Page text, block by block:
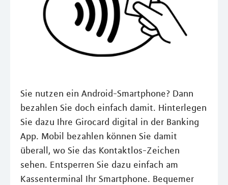
Sie nutzen ein Android-Smartphone? Dann
bezahlen Sie doch einfach damit. Hinterlegen
Sie dazu Ihre Girocard digital in der Banking
App. Mobil bezahlen können Sie damit
überall, wo Sie das Kontaktlos-Zeichen
sehen. Entsperren Sie dazu einfach am
Kassenterminal Ihr Smartphone. Bequemer